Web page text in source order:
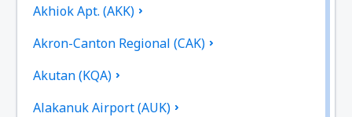
Akhiok Apt. (AKK)
Akron-Canton Regional (CAK)
Akutan (KQA)
Alakanuk Airport (AUK)